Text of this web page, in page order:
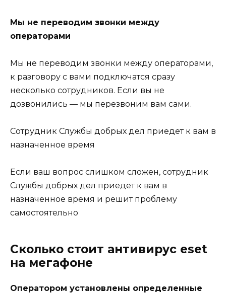
Мы не переводим звонки между
операторами
Мы не переводим звонки между операторами,
к разговору с вами подключатся сразу
несколько сотрудников. Если вы не
дозвонились — мы перезвоним вам сами.
Сотрудник Службы добрых дел приедет к вам в
назначенное время
Если ваш вопрос слишком сложен, сотрудник
Службы добрых дел приедет к вам в
назначенное время и решит проблему
самостоятельно
Сколько стоит антивирус eset
на мегафоне
Оператором установлены определенные